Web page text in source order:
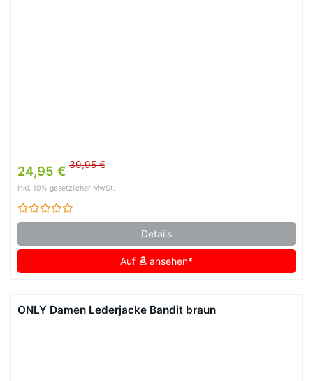
24,95 € 39,95 €
inkl. 19% gesetzlicher MwSt.
Details
Auf ansehen*
ONLY Damen Lederjacke Bandit braun